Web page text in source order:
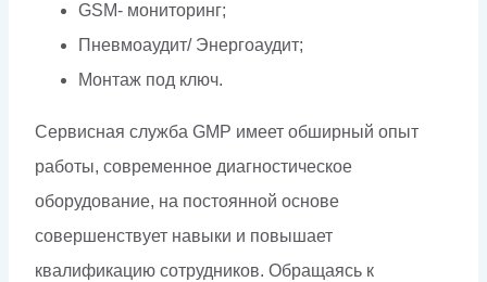
GSM- мониторинг;
Пневмоаудит/ Энергоаудит;
Монтаж под ключ.
Сервисная служба GMP имеет обширный опыт
работы, современное диагностическое
оборудование, на постоянной основе
совершенствует навыки и повышает
квалификацию сотрудников. Обращаясь к